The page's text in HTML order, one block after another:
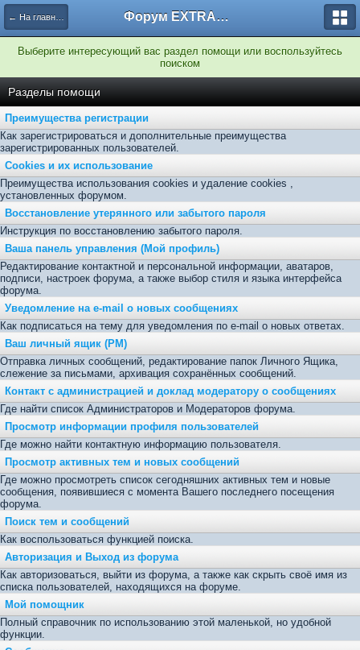
← На главную Форум EXTRACTOR.ru
Выберите интересующий вас раздел помощи или воспользуйтесь
поиском
Разделы помощи
Преимущества регистрации
Как зарегистрироваться и дополнительные преимущества
зарегистрированных пользователей.
Cookies и их использование
Преимущества использования cookies и удаление cookies ,
установленных форумом.
Восстановление утерянного или забытого пароля
Инструкция по восстановлению забытого пароля.
Ваша панель управления (Мой профиль)
Редактирование контактной и персональной информации, аватаров,
подписи, настроек форума, а также выбор стиля и языка интерфейса
форума.
Уведомление на e-mail о новых сообщениях
Как подписаться на тему для уведомления по e-mail о новых ответах.
Ваш личный ящик (PM)
Отправка личных сообщений, редактирование папок Личного Ящика,
слежение за письмами, архивация сохранённых сообщений.
Контакт с администрацией и доклад модератору о сообщениях
Где найти список Администраторов и Модераторов форума.
Просмотр информации профиля пользователей
Где можно найти контактную информацию пользователя.
Просмотр активных тем и новых сообщений
Где можно просмотреть список сегодняшних активных тем и новые
сообщения, появившиеся с момента Вашего последнего посещения
форума.
Поиск тем и сообщений
Как воспользоваться функцией поиска.
Авторизация и Выход из форума
Как авторизоваться, выйти из форума, а также как скрыть своё имя из
списка пользователей, находящихся на форуме.
Мой помощник
Полный справочник по использованию этой маленькой, но удобной
функции.